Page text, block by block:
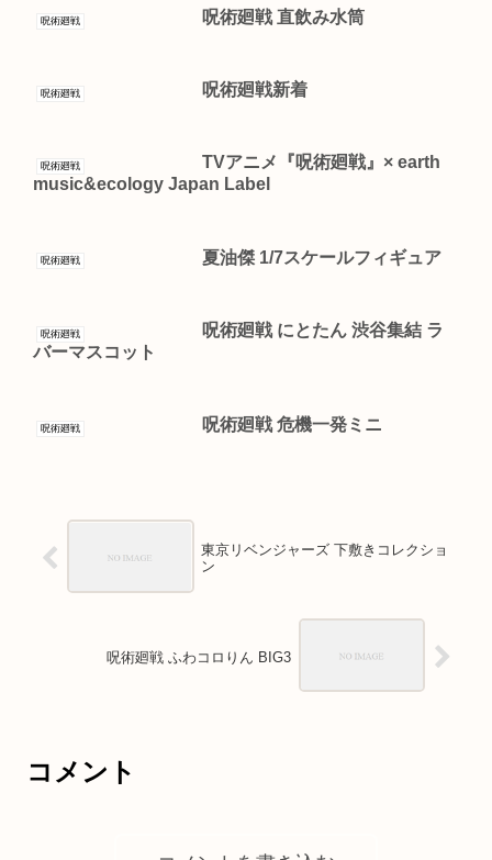
呪術廻戦 呪術廻戦 直飲み水筒
呪術廻戦 呪術廻戦新着
呪術廻戦
TVアニメ『呪術廻戦』× earth
music&ecology Japan Label
呪術廻戦 夏油傑 1/7スケールフィギュア
呪術廻戦
呪術廻戦 にとたん 渋谷集結 ラ
バーマスコット
呪術廻戦 呪術廻戦 危機一発ミニ
東京リベンジャーズ 下敷きコレクショ
ン
呪術廻戦 ふわコロりん BIG3
コメント